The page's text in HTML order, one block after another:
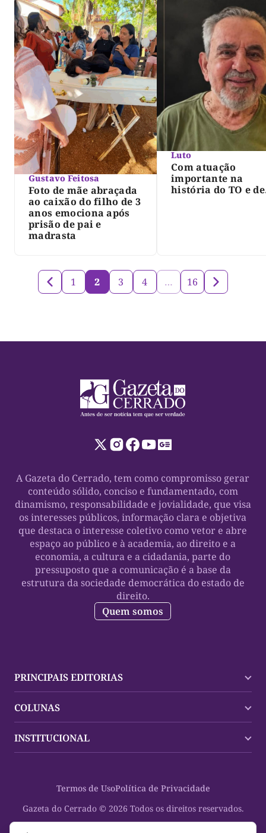
Gustavo Feitosa
Foto de mãe abraçada
ao caixão do filho de 3
anos emociona após
prisão de pai e
madrasta
Luto
Com atuação
importante na
história do TO e de
1 2 3 4 … 16
A Gazeta do Cerrado, tem como compromisso gerar
conteúdo sólido, conciso e fundamentado, com
dinamismo, responsabilidade e jovialidade, que visa
os interesses públicos, informação clara e objetiva
que destaca o interesse coletivo como vetor e abre
espaço ao público e à academia, ao direito e a
economia, a cultura e a cidadania, parte do
pressuposto que a comunicação é a base da
estrutura da sociedade democrática do estado de
direito.
Quem somos
PRINCIPAIS EDITORIAS
Palmas
Mundo
Oportunidades
Cultura
Saúde
COLUNAS
Policial
Planeta Vivo
Espaço Cidadania
Turistando Gazeta
INSTITUCIONAL
Gazeta do Cerrado © 2026 Todos os direitos reservados.
Termos de UsoPolítica de Privacidade